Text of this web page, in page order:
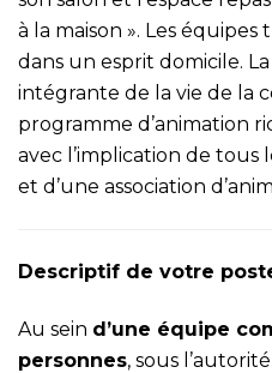
à la maison ». Les
dans un esprit domicile.
intégrante de la vie de la
programme d’animation
avec l’implication de tous
et d’une association
Descriptif de votre
Au sein d’une équipe
personnes, sous